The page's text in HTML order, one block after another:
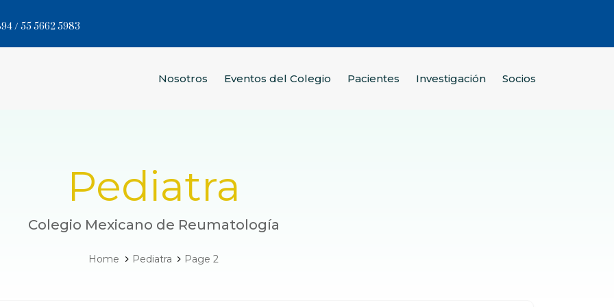
/ 55 5662 5983
Nosotros Eventos del Colegio Pacientes Investigación Socios
Pediatra
Colegio Mexicano de Reumatología
Home Pediatra Page 2